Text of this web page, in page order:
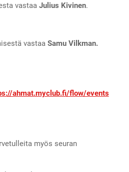
vastaa Julius Kivinen.
vastaa Samu Vilkman.
ahmat.myclub.fi/flow/events
myös seuran